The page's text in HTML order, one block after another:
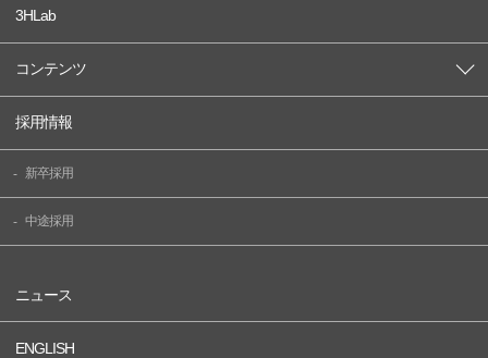
3HLab
コンテンツ
採用情報
新卒採用
中途採用
ニュース
ENGLISH